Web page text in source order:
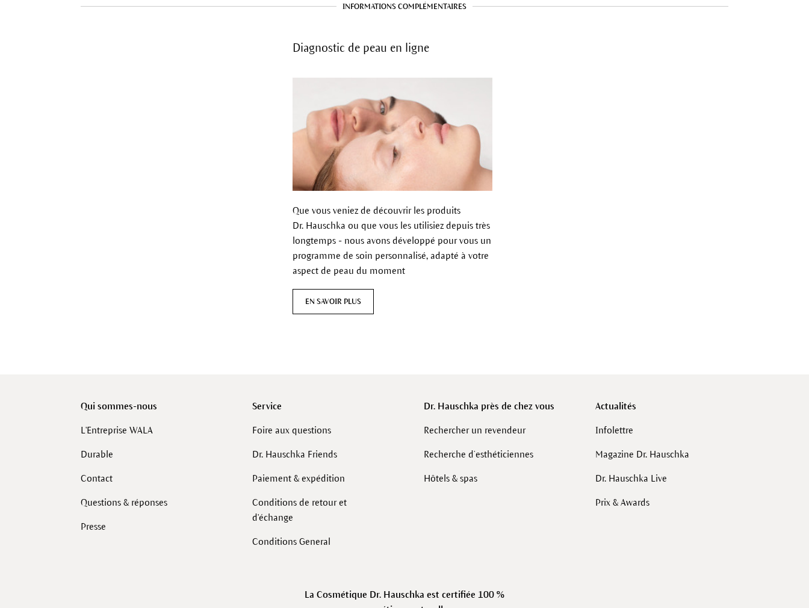
INFORMATIONS COMPLÉMENTAIRES
Diagnostic de peau en ligne
Que vous veniez de découvrir les produits
Dr. Hauschka ou que vous les utilisiez depuis très
longtemps - nous avons développé pour vous un
programme de soin personnalisé, adapté à votre
aspect de peau du moment
EN SAVOIR PLUS
Qui sommes-nous
L'Entreprise WALA
Durable
Contact
Questions & réponses
Presse
Service
Foire aux questions
Dr. Hauschka Friends
Paiement & expédition
Conditions de retour et
d'échange
Conditions General
Dr. Hauschka près de chez vous
Rechercher un revendeur
Recherche d’esthéticiennes
Hôtels & spas
Actualités
Infolettre
Magazine Dr. Hauschka
Dr. Hauschka Live
Prix & Awards
La Cosmétique Dr. Hauschka est certifiée 100 %